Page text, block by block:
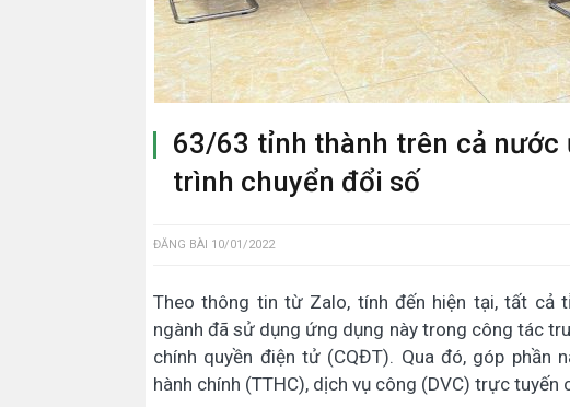
63/63 tỉnh thành trên cả nước
trình chuyển đổi số
ĐĂNG BÀI 10/01/2022
Theo thông tin từ Zalo, tính đến hiện tại, tất cả
ngành đã sử dụng ứng dụng này trong công tác
chính quyền điện tử (CQĐT). Qua đó, góp
hành chính (TTHC), dịch vụ công (DVC) trực tuyến